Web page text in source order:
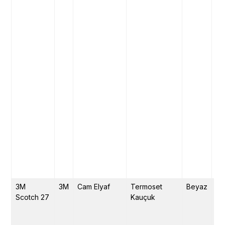
3M
Scotch 27
3M Cam Elyaf
Termoset
Kauçuk
Beyaz